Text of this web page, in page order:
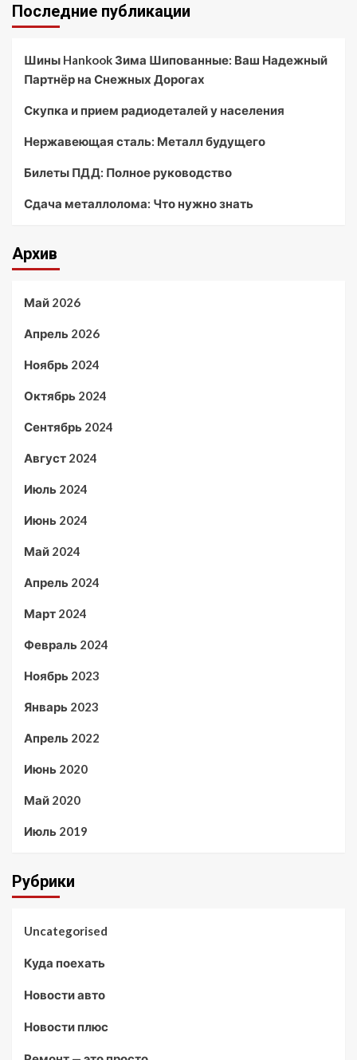
Последние публикации
Шины Hankook Зима Шипованные: Ваш Надежный
Партнёр на Снежных Дорогах
Скупка и прием радиодеталей у населения
Нержавеющая сталь: Металл будущего
Билеты ПДД: Полное руководство
Сдача металлолома: Что нужно знать
Архив
Май 2026
Апрель 2026
Ноябрь 2024
Октябрь 2024
Сентябрь 2024
Август 2024
Июль 2024
Июнь 2024
Май 2024
Апрель 2024
Март 2024
Февраль 2024
Ноябрь 2023
Январь 2023
Апрель 2022
Июнь 2020
Май 2020
Июль 2019
Рубрики
Uncategorised
Куда поехать
Новости авто
Новости плюс